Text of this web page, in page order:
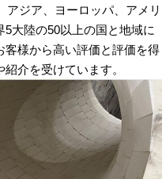
アジア、ヨーロッパ、アメリ
大陸の50以上の国と地域に
様から高い評価と評価を得
介を受けています。